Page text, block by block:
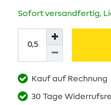
Sofort versandfertig,
Kauf auf Rechnung
30 Tage